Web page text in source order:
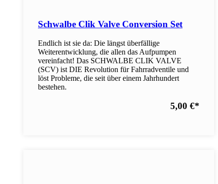
Schwalbe Clik Valve Conversion Set
Endlich ist sie da: Die längst überfällige
Weiterentwicklung, die allen das Aufpumpen
vereinfacht! Das SCHWALBE CLIK VALVE
(SCV) ist DIE Revolution für Fahrradventile und
löst Probleme, die seit über einem Jahrhundert
bestehen.
5,00 €*